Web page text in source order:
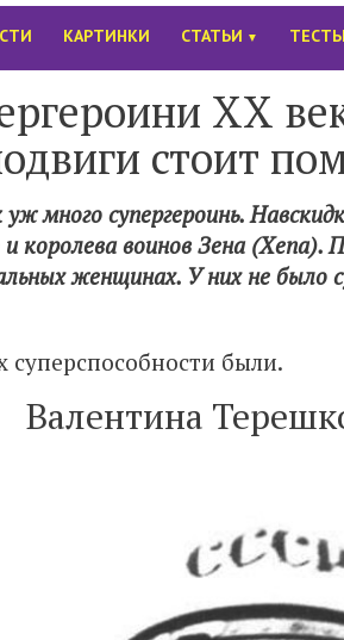
КАРТИНКИ СТАТЬИ ▼ ТЕСТЫ
XX
стоит
много супергероинь.
королева воинов Зена (Xena).
женщинах. У них не было
были.
Валентина